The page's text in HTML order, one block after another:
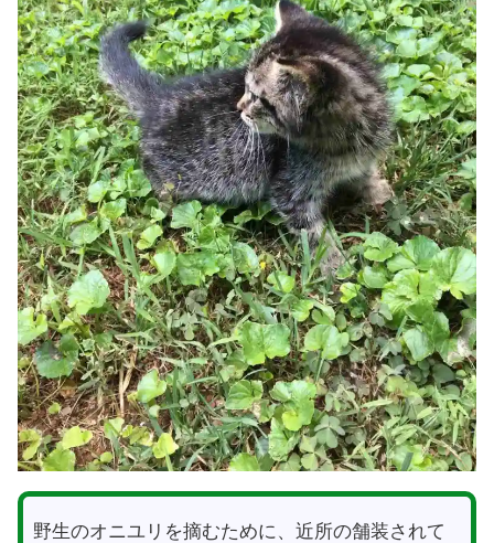
野生のオニユリを摘むために、近所の舗装されて